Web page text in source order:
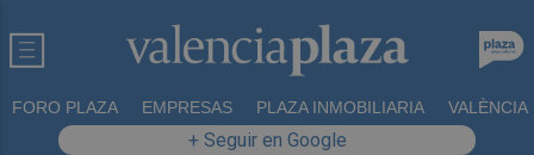
FORO PLAZA EMPRESAS PLAZA INMOBILIARIA VALÈNCIA
+ Seguir en Google